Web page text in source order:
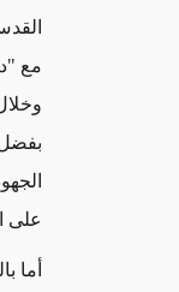
مع
على
أما